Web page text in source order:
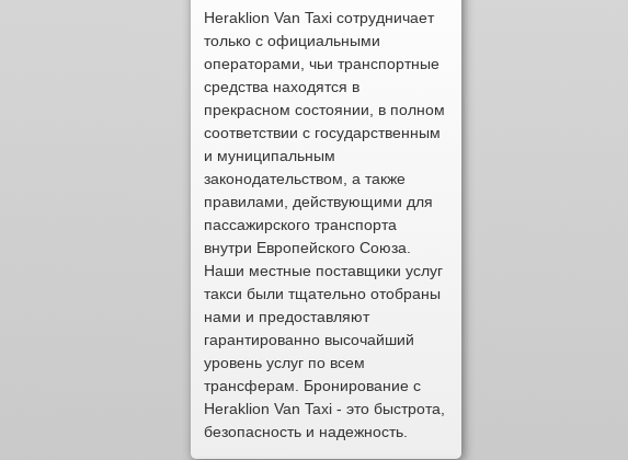
Heraklion Van Taxi сотрудничает
только с официальными
операторами, чьи транспортные
средства находятся в
прекрасном состоянии, в полном
соответствии с государственным
и муниципальным
законодательством, а также
правилами, действующими для
пассажирского транспорта
внутри Европейского Союза.
Наши местные поставщики услуг
такси были тщательно отобраны
нами и предоставляют
гарантированно высочайший
уровень услуг по всем
трансферам. Бронирование с
Heraklion Van Taxi - это быстрота,
безопасность и надежность.